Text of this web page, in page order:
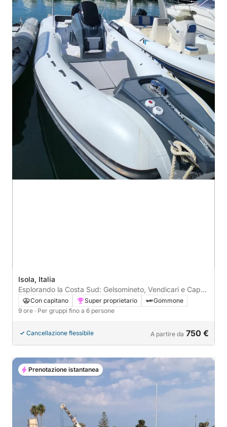
Isola, Italia
Esplorando la Costa Sud: Gelsomineto, Vendicari e Capo
Passero
Con capitano Super proprietario
Gommone
9 ore · Per gruppi fino a 6 persone
Cancellazione flessibile A partire da 750 €
Prenotazione istantanea